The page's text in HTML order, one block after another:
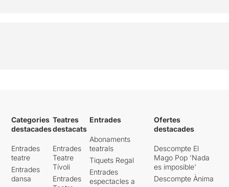
Categories
destacades
Entrades
teatre
Entrades
dansa
Teatres
destacats
Entrades
Teatre
Tívoli
Entrades
Entrades
Abonaments
teatrals
Tiquets Regal
Entrades
espectacles a
Ofertes
destacades
Descompte El
Mago Pop 'Nada
es imposible'
Descompte Ànima